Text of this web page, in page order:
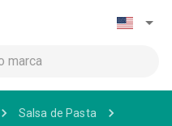
Salsa de Pasta